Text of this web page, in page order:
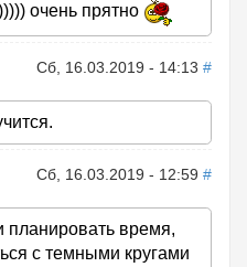
очень прятно
Сб, 16.03.2019 - 14:13 #
Сб, 16.03.2019 - 12:59 #
планировать время,
с темными кругами